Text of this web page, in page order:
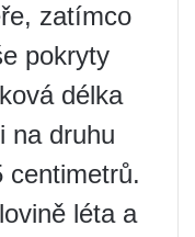
zatímco
pokryty
délka
na druhu
centimetrů.
léta a